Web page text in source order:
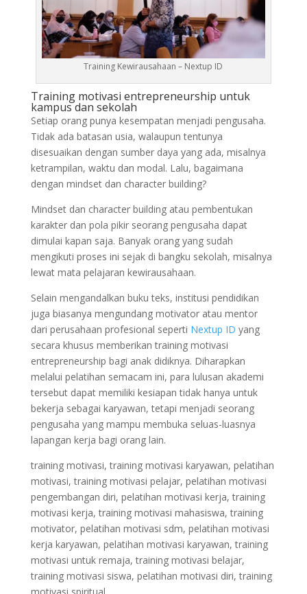
Training Kewirausahaan – Nextup ID
Training motivasi entrepreneurship untuk
kampus dan sekolah
Setiap orang punya kesempatan menjadi pengusaha.
Tidak ada batasan usia, walaupun tentunya
disesuaikan dengan sumber daya yang ada, misalnya
ketrampilan, waktu dan modal. Lalu, bagaimana
dengan mindset dan character building?
Mindset dan character building atau pembentukan
karakter dan pola pikir seorang pengusaha dapat
dimulai kapan saja. Banyak orang yang sudah
mengikuti proses ini sejak di bangku sekolah, misalnya
lewat mata pelajaran kewirausahaan.
Selain mengandalkan buku teks, institusi pendidikan
juga biasanya mengundang motivator atau mentor
dari perusahaan profesional seperti Nextup ID yang
secara khusus memberikan training motivasi
entrepreneurship bagi anak didiknya. Diharapkan
melalui pelatihan semacam ini, para lulusan akademi
tersebut dapat memiliki kesiapan tidak hanya untuk
bekerja sebagai karyawan, tetapi menjadi seorang
pengusaha yang mampu membuka seluas-luasnya
lapangan kerja bagi orang lain.
training motivasi, training motivasi karyawan, pelatihan
motivasi, training motivasi pelajar, pelatihan motivasi
pengembangan diri, pelatihan motivasi kerja, training
motivasi kerja, training motivasi mahasiswa, training
motivator, pelatihan motivasi sdm, pelatihan motivasi
kerja karyawan, pelatihan motivasi karyawan, training
motivasi untuk remaja, training motivasi belajar,
training motivasi siswa, pelatihan motivasi diri, training